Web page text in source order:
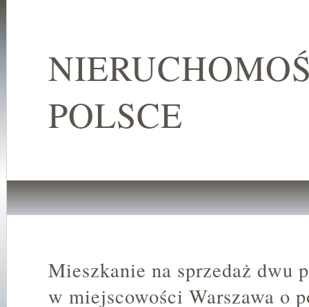
POLSCE
Mieszkanie na sprzedaż dwu
w miejscowości Warszawa o